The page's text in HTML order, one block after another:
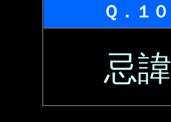
Ｑ．１０
忌諱